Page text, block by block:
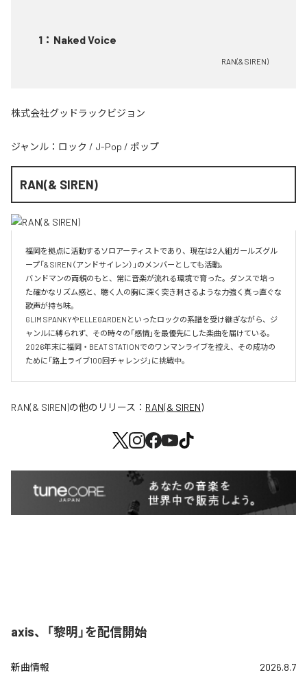
1 ： Naked Voice
RAN(& SIREN)
株式会社グッドラックビジョン
ジャンル： ロック / J-Pop / ポップ
RAN(& SIREN)
福岡を拠点に活動するソロアーティストであり、現在は2人組ガールズグル
ープ「& SIREN（アンドサイレン）」のメンバーとしても活動。
バンドマンの両親のもと、常に音楽が流れる環境で育った。ダンスで培っ
た確かなリズム感と、聴く人の胸に深く突き刺さるような力強く真っ直ぐな
歌声が持ち味。
GLIM SPANKYやELLEGARDENといったロックの系譜を受け継ぎながら、ジ
ャンルに縛られず、その時々の「感情」を最優先にした楽曲を届けている。
2026年末に福岡・BEAT STATIONでのワンマンライブを控え、その成功の
ために「路上ライブ100回チャレンジ」に挑戦中。
RAN(& SIREN)の他のリリース： RAN(& SIREN)
axis、「黎明」を配信開始
新曲情報 2026.8.7